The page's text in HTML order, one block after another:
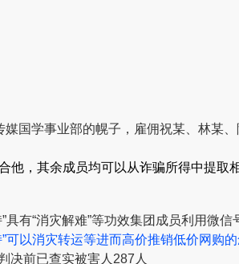
媒国学事业部的幌子，雇佣祝某、林某、
，其余成员均可以从诈骗所得中提取相
具有“消灾解难”等功效集团成员利用微信
可以消灾转运等进而高价推销低价网购
决前已查实被害人287人